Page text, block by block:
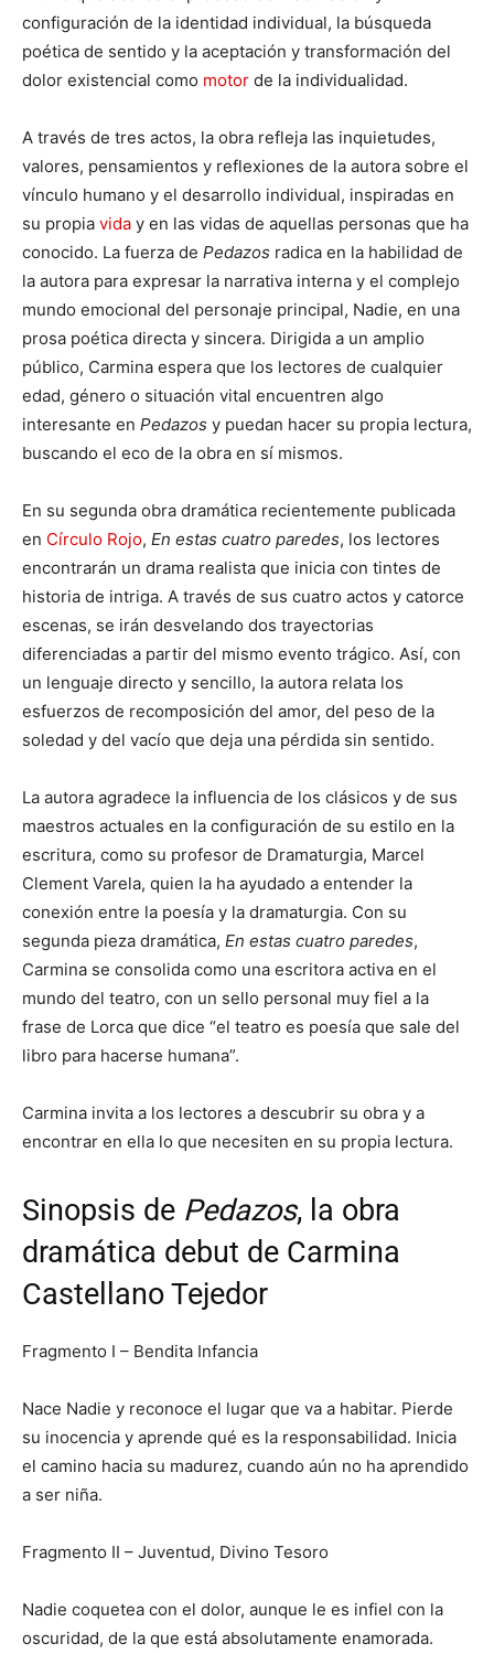
configuración de la identidad individual, la búsqueda
poética de sentido y la aceptación y transformación del
dolor existencial como motor de la individualidad.
A través de tres actos, la obra refleja las inquietudes,
valores, pensamientos y reflexiones de la autora sobre el
vínculo humano y el desarrollo individual, inspiradas en
su propia vida y en las vidas de aquellas personas que ha
conocido. La fuerza de Pedazos radica en la habilidad de
la autora para expresar la narrativa interna y el complejo
mundo emocional del personaje principal, Nadie, en una
prosa poética directa y sincera. Dirigida a un amplio
público, Carmina espera que los lectores de cualquier
edad, género o situación vital encuentren algo
interesante en Pedazos y puedan hacer su propia lectura,
buscando el eco de la obra en sí mismos.
En su segunda obra dramática recientemente publicada
en Círculo Rojo, En estas cuatro paredes, los lectores
encontrarán un drama realista que inicia con tintes de
historia de intriga. A través de sus cuatro actos y catorce
escenas, se irán desvelando dos trayectorias
diferenciadas a partir del mismo evento trágico. Así, con
un lenguaje directo y sencillo, la autora relata los
esfuerzos de recomposición del amor, del peso de la
soledad y del vacío que deja una pérdida sin sentido.
La autora agradece la influencia de los clásicos y de sus
maestros actuales en la configuración de su estilo en la
escritura, como su profesor de Dramaturgia, Marcel
Clement Varela, quien la ha ayudado a entender la
conexión entre la poesía y la dramaturgia. Con su
segunda pieza dramática, En estas cuatro paredes,
Carmina se consolida como una escritora activa en el
mundo del teatro, con un sello personal muy fiel a la
frase de Lorca que dice “el teatro es poesía que sale del
libro para hacerse humana”.
Carmina invita a los lectores a descubrir su obra y a
encontrar en ella lo que necesiten en su propia lectura.
Sinopsis de Pedazos, la obra
dramática debut de Carmina
Castellano Tejedor
Fragmento I – Bendita Infancia
Nace Nadie y reconoce el lugar que va a habitar. Pierde
su inocencia y aprende qué es la responsabilidad. Inicia
el camino hacia su madurez, cuando aún no ha aprendido
a ser niña.
Fragmento II – Juventud, Divino Tesoro
Nadie coquetea con el dolor, aunque le es infiel con la
oscuridad, de la que está absolutamente enamorada.